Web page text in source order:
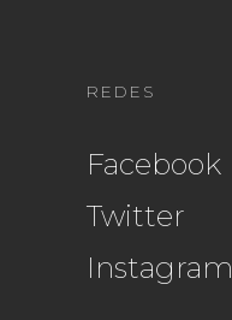
REDES
Facebook
Twitter
Instagram